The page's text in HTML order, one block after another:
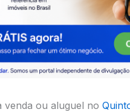
venda ou aluguel no